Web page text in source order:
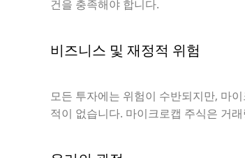
건을 충족해야 합니다.
비즈니스 및 재정적 위험
모든 투자에는 위험이 수반되지만, 마
적이 없습니다. 마이크로캡 주식은 거